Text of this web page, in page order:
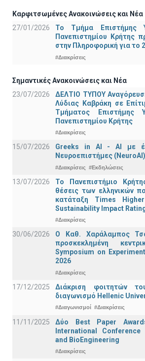
Καρφιτσωμένες Ανακοινώσεις και Νέα
27/01/2026
Το Τμήμα Επιστήμης
Πανεπιστημίου Κρήτης
στην Πληροφορική για το
#Διακρίσεις
Σημαντικές Ανακοινώσεις και Νέα
23/07/2026
ΔΕΛΤΙΟ ΤΥΠΟΥ
Λύδιας Καβράκη σε
Τμήματος Επιστήμης
Πανεπιστημίου Κρήτης
#Διακρίσεις
15/07/2026
Greeks in AI - ΑΙ με
Νευροεπιστήμες (NeuroAI)
#Διακρίσεις #Εκδηλώσεις
13/07/2026
Το Πανεπιστήμιο
θέσεις των ελληνικών
κατάταξη Times
Sustainability Impact
#Διακρίσεις
30/06/2026
Ο Καθ. Χαράλαμπος
προσκεκλημένη
Symposium on
2026
#Διακρίσεις
17/12/2025
Διάκριση φοιτητών
διαγωνισμό Hellenic
#Διαγωνισμοί #Διακρίσεις
11/11/2025
Δύο Best Paper
International
and BioEngineering
#Διακρίσεις